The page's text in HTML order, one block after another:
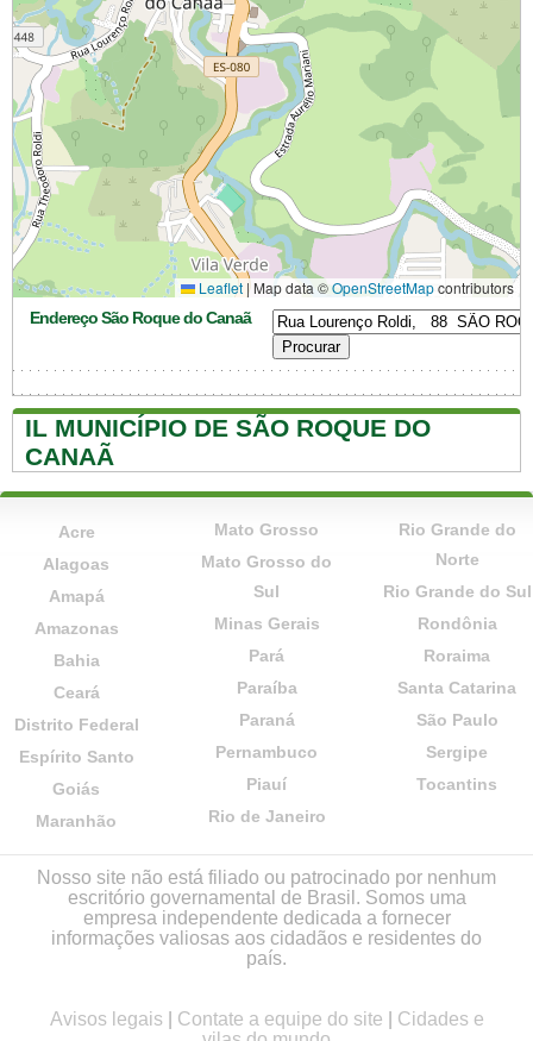
Leaflet |Map data ©OpenStreetMapcontributors
Endereço São Roque do Canaã
IL MUNICÍPIO DE SÃO ROQUE DO
CANAÃ
Acre
Alagoas
Amapá
Amazonas
Bahia
Ceará
Distrito Federal
Espírito Santo
Goiás
Maranhão
Mato Grosso
Mato Grosso do
Sul
Minas Gerais
Pará
Paraíba
Paraná
Pernambuco
Piauí
Rio de Janeiro
Rio Grande do
Norte
Rio Grande do Sul
Rondônia
Roraima
Santa Catarina
São Paulo
Sergipe
Tocantins
Nosso site não está filiado ou patrocinado por nenhum
escritório governamental de Brasil. Somos uma
empresa independente dedicada a fornecer
informações valiosas aos cidadãos e residentes do
país.
Avisos legais Contate a equipe do site
Cidades e